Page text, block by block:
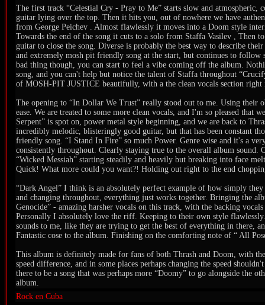
The first track “Celestial Cry - Pray to Me” starts slow and
guitar lying over the top. Then it hits you, out of nowhere we have
from George Peichev . Almost flawlessly it moves into a Doom style
Towards the end of the song it cuts to a solo from Staffa Vasilev , Then
guitar to close the song. Diverse is probably the best way to describe
and extremely mosh pit friendly song at the start, but continues to
bad thing though, you can start to feel a vibe coming off the album.
song, and you can't help but notice the talent of Staffa throughout
of MOSH-PIT JUSTICE beautifully, with a the clean vocals section
The opening to “In Dollar We Trust” really stood out to me. Using their
ease. We are treated to some more clean vocals, and I'm so pleased that
Serpent” is spot on, power metal style beginning, and we are back to
incredibly melodic, blisteringly good guitar, but that has been constant
friendly song. “I Stand In Fire” so much Power. Genre wise and it's a
consistently throughout. Clearly staying true to the overall album sound.
“Wicked Messiah” starting steadily and heavily but breaking into face
Quick! What more could you want?! Holding out right to the end
“Dark Angel” I think is an absolutely perfect example of how simply
and changing throughout, everything just works together. Bringing the
Genocide” - amazing harsher vocals on this track, with the backing
Personally I absolutely love the riff. Keeping to their own style
sounds to me, like they are trying to get the best of everything in there,
Fantastic cose to the album. Finishing on the comforting note of “ All
This album is definitely made for fans of both Thrash and Doom, with
speed difference, and in some places perhaps changing the speed
there to be a song that was perhaps more “Doomy” to go alongside the
album.
Rock en Cuba